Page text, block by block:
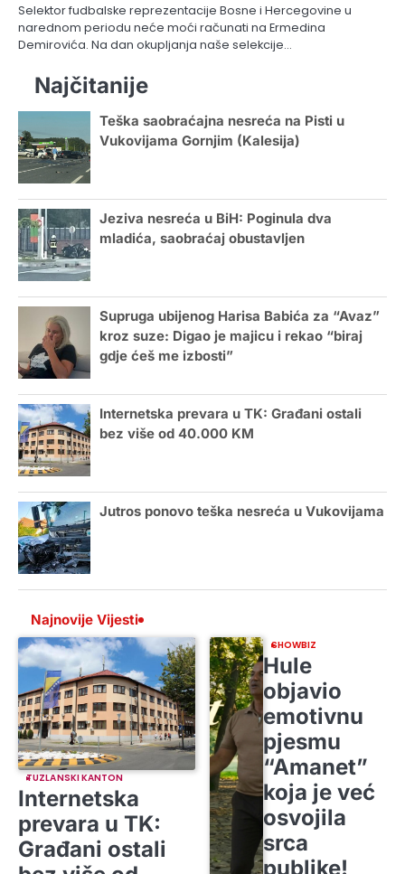
Selektor fudbalske reprezentacije Bosne i Hercegovine u
narednom periodu neće moći računati na Ermedina
Demirovića. Na dan okupljanja naše selekcije…
Najčitanije
Teška saobraćajna nesreća na Pisti u
Vukovijama Gornjim (Kalesija)
Jeziva nesreća u BiH: Poginula dva
mladića, saobraćaj obustavljen
Supruga ubijenog Harisa Babića za “Avaz”
kroz suze: Digao je majicu i rekao “biraj
gdje ćeš me izbosti”
Internetska prevara u TK: Građani ostali
bez više od 40.000 KM
Jutros ponovo teška nesreća u Vukovijama
Najnovije Vijesti
TUZLANSKI KANTON
Internetska
prevara u TK:
Građani ostali
SHOWBIZ
Hule
objavio
emotivnu
pjesmu
“Amanet”
koja je već
osvojila
srca
publike!